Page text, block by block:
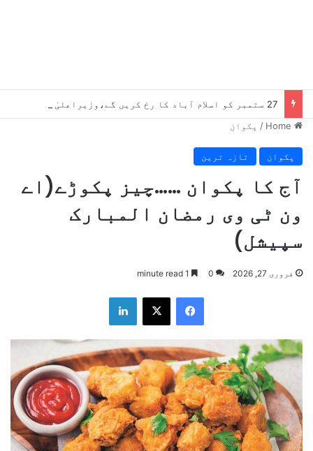
/ پکوان
پکوان تازہ ترین
آج کا پکوان ……چیز پکوڑے(اے
ون ٹی وی رمضان المبارک
سپیشل)
فروری 27, 2026 0